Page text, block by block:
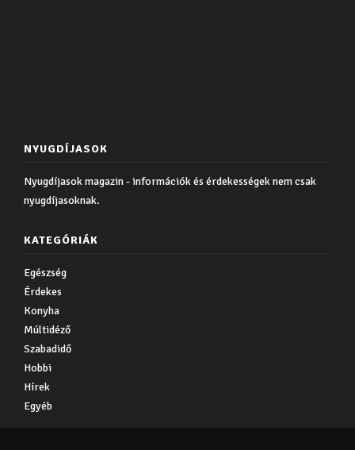
NYUGDÍJASOK
Nyugdíjasok magazin - információk és érdekességek nem csak
nyugdíjasoknak.
KATEGÓRIÁK
Egészség
Érdekes
Konyha
Múltidéző
Szabadidő
Hobbi
Hírek
Egyéb